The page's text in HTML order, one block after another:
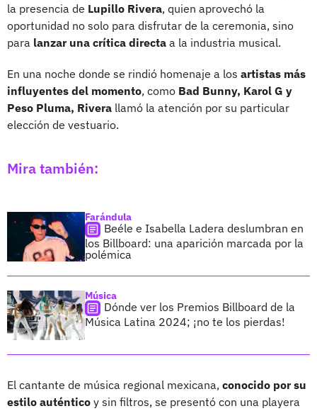
la presencia de Lupillo Rivera, quien aprovechó la
oportunidad no solo para disfrutar de la ceremonia, sino
para lanzar una crítica directa a la industria musical.
En una noche donde se rindió homenaje a los artistas más
influyentes del momento, como Bad Bunny, Karol G y
Peso Pluma, Rivera llamó la atención por su particular
elección de vestuario.
Mira también:
Farándula
Beéle e Isabella Ladera deslumbran en
los Billboard: una aparición marcada por la
polémica
Música
Dónde ver los Premios Billboard de la
Música Latina 2024; ¡no te los pierdas!
El cantante de música regional mexicana, conocido por su
estilo auténtico y sin filtros, se presentó con una playera